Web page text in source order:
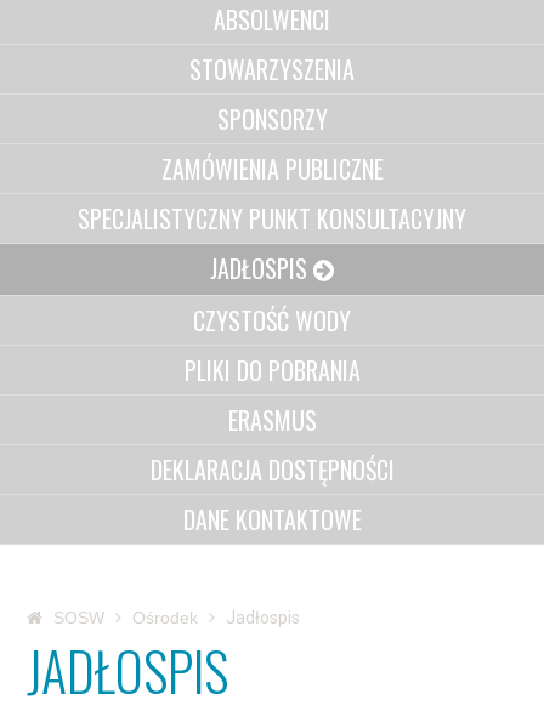
ABSOLWENCI
STOWARZYSZENIA
SPONSORZY
ZAMÓWIENIA PUBLICZNE
SPECJALISTYCZNY PUNKT KONSULTACYJNY
JADŁOSPIS
CZYSTOŚĆ WODY
PLIKI DO POBRANIA
ERASMUS
DEKLARACJA DOSTĘPNOŚCI
DANE KONTAKTOWE
SOSW Ośrodek Jadłospis
JADŁOSPIS